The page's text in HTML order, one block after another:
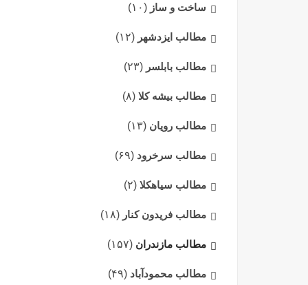
ساخت و ساز (۱۰)
مطالب ایزدشهر (۱۲)
مطالب بابلسر (۲۳)
مطالب بیشه کلا (۸)
مطالب رویان (۱۳)
مطالب سرخرود (۶۹)
مطالب سیاهکلا (۲)
مطالب فریدون کنار (۱۸)
مطالب مازندران (۱۵۷)
مطالب محمودآباد (۴۹)